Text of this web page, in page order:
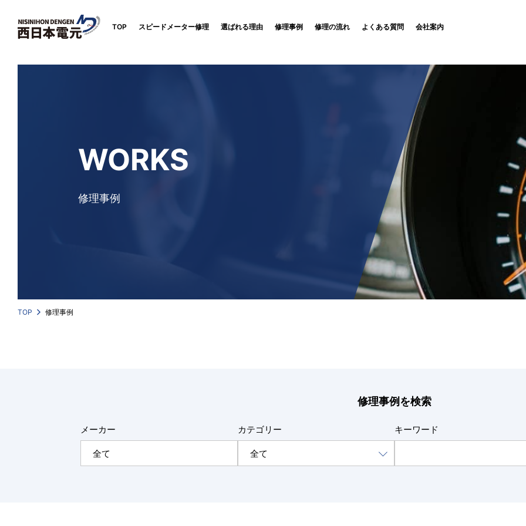
TOP スピードメーター修理 選ばれる理由 修理事例 修理の流れ よくある質問 会社案内
WORKS
修理事例
TOP 修理事例
修理事例を検索
メーカー カテゴリー キーワード